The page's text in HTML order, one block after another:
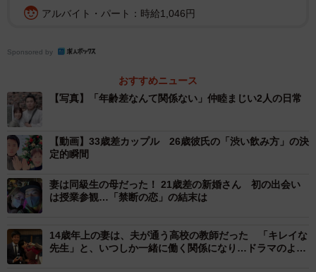
歩夢さんは現在26歳、ななこさんは現在59歳／ななこさん
（@ayunana_style）提供
そんな2人の最初の出会いは、仕事関係の集まりだったそ
が弾み、すぐに仲良くなったといいます。
アルバイト・パート：時給1,046円
Sponsored by
おすすめニュース
【写真】「年齢差なんて関係ない」仲睦まじい2人の日常
【動画】33歳差カップル 26歳彼氏の「渋い飲み方」の決
定的瞬間
妻は同級生の母だった！ 21歳差の新婚さん 初の出会い
は授業参観…「禁断の恋」の結末は
14歳年上の妻は、夫が通う高校の教師だった 「キレイな
先生」と、いつしか一緒に働く関係になり…ドラマのよう